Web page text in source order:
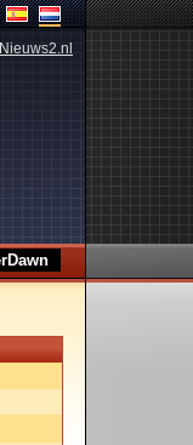
Nieuws2.nl